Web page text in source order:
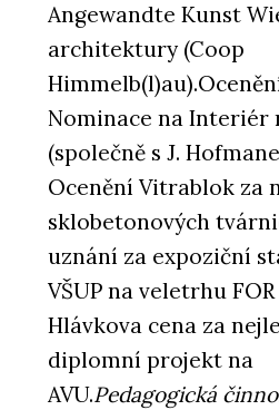
Angewandte Kunst
architektury (Coop
Nominace na Interiér
(společně s J.
Ocenění Vitrablok za
sklobetonových
uznání za expoziční
VŠUP na veletrhu FOR
Hlávkova cena za
diplomní projekt na
AVU.Pedagogická